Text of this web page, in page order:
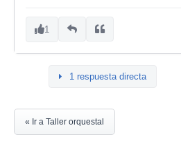
1
1 respuesta directa
« Ir a Taller orquestal